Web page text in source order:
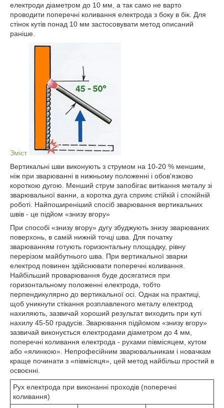
електроди діаметром до 10 мм, а так само не варто
проводити поперечні коливання електрода з боку в бік. Для
стінок кутів понад 10 мм застосовувати метод описаний
раніше.
Зміст
Вертикальні шви виконують з струмом на 10-20 % меншим,
ніж при зварюванні в нижньому положенні і обов'язково
короткою дугою. Менший струм запобігає витікання металу зі
зварювальної ванни, а коротка дуга сприяє стійкій і спокійній
роботі. Найпоширеніший спосіб зварювання вертикальних
швів - це підйом «знизу вгору»
При способі «знизу вгору» дугу збуджують знизу зварюваних
поверхонь, в самій нижній точці шва. Для початку
зварюванням готують горизонтальну площадку, рівну
перерізом майбутнього шва. При вертикальної зварки
електрод повинен здійснювати поперечні коливання.
Найбільший проварювання буде досягатися при
горизонтальному положенні електрода, тобто
перпендикулярно до вертикальної осі. Однак на практиці,
щоб уникнути стікання розплавленого металу електрод
нахиляють, зазвичай хороший результат виходить при куті
нахилу 45-50 градусів. Зварювання підйомом «знизу вгору»
зазвичай виконується електродами діаметром до 4 мм,
поперечні коливання електрода - рухами півмісяцем, кутом
або «ялинкою». Непрофесійним зварювальникам і новачкам
краще починати з «півмісяця», цей метод найбільш простий в
освоєнні.
Рух електрода при виконанні проходів (поперечні
коливання)